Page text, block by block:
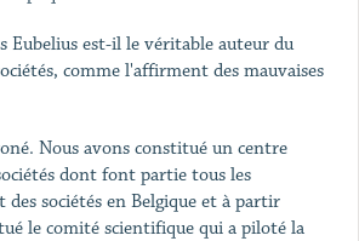
Eubelius est-il le véritable auteur du
comme l'affirment des mauvaises
Nous avons constitué un centre
dont font partie tous les
des sociétés en Belgique et à partir
le comité scientifique qui a piloté la